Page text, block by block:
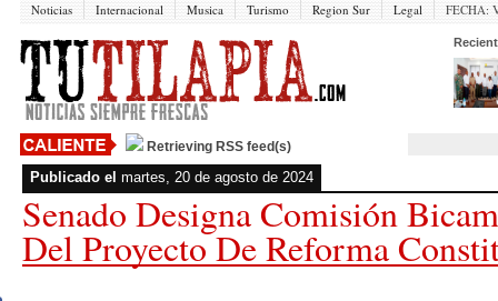
Noticias Internacional Musica Turismo Region Sur Legal FECHA:
Retrieving RSS feed(s)
Publicado el martes, 20 de agosto de 2024
Senado Designa Comisión
Del Proyecto De Reforma